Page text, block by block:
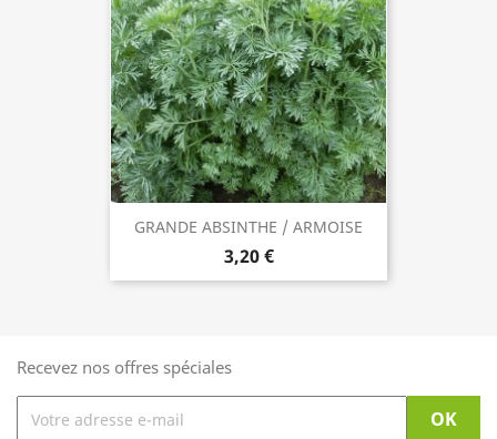
GRANDE ABSINTHE / ARMOISE
3,20 €
Recevez nos offres spéciales